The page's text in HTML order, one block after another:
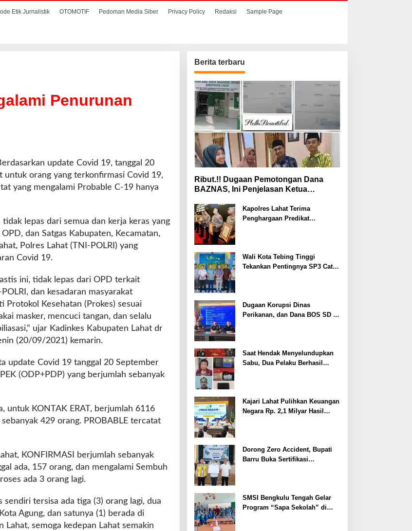
Etik Jurnalistik OTOMOTIF Pedoman Media Siber Privacy Policy Redaksi Sample Page
Penurunan
update Covid 19, tanggal 20
untuk orang yang terkonfirmasi Covid 19,
yang mengalami Probable C-19 hanya
lepas dari semua dan kerja keras yang
dan Satgas Kabupaten, Kecamatan,
Polres Lahat (TNI-POLRI) yang
Covid 19.
ini, tidak lepas dari OPD terkait
dan kesadaran masyarakat
Protokol Kesehatan (Prokes) sesuai
masker, mencuci tangan, dan selalu
ujar Kadinkes Kabupaten Lahat dr
(20/09/2021) kemarin.
update Covid 19 tanggal 20 September
(ODP+PDP) yang berjumlah sebanyak
untuk KONTAK ERAT, berjumlah 6116
429 orang. PROBABLE tercatat
KONFIRMASI berjumlah sebanyak
ada, 157 orang, dan mengalami Sembuh
ada 3 orang lagi.
sendiri tersisa ada tiga (3) orang lagi, dua
Agung, dan satunya (1) berada di
Lahat, semoga kedepan Lahat semakin
Berita terbaru
Ribut.!! Dugaan Pemotongan Dana
BAZNAS, Ini Penjelasan Ketua
Kapolres Lahat Terima
Penghargaan Predikat
Wali Kota Tebing Tinggi
Tekankan Pentingnya SP3 Catin
Dugaan Korupsi Dinas
Perikanan, dan Dana BOS SD –
Saat Hendak Menyelundupkan
Sabu, Dua Pelaku Berhasil
Kajari Lahat Pulihkan Keuangan
Negara Rp. 2,1 Milyar Hasil
Dorong Zero Accident, Bupati
Barru Buka Sertifikasi
SMSI Bengkulu Tengah Gelar
Program “Sapa Sekolah” di